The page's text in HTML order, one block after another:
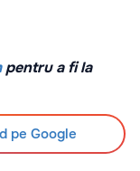
pentru a fi la
pe Google